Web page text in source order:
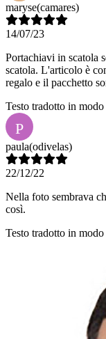
maryse(camares)
14/07/23
Portachiavi in scatola
scatola. L'articolo è
regalo e il pacchetto
Testo tradotto in
P
paula(odivelas)
22/12/22
Nella foto sembrava
così.
Testo tradotto in